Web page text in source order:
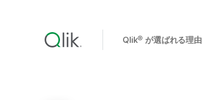
Qlik® が選ばれる理由